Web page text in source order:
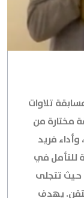
تلاوات
مختارة من
وأداء فريد
للتأمل في
حيث تتجلى
يهدف